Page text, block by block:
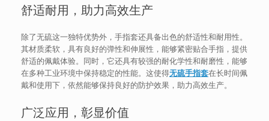
舒适耐用，助力高效生产
除了无硫这一独特优势外，手指套还具备出色的舒适性和耐用性。
其材质柔软，具有良好的弹性和伸展性，能够紧密贴合手指，提供
舒适的佩戴体验。同时，它还具有较强的耐化学性和耐磨性，能够
在多种工业环境中保持稳定的性能。这使得无硫手指套在长时间佩
戴和使用下，依然能够保持良好的防护效果，助力高效生产。
广泛应用，彰显价值